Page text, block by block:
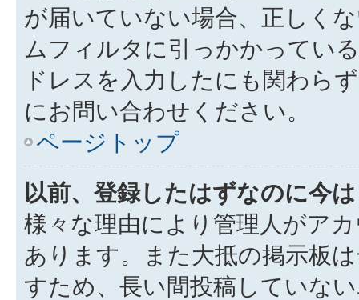
が届いていない場合、正しく
ムフィルタに引っかかってい
ドレスを入力したにも関わら
にお問い合わせください。
ページトップ
以前、登録したはずなのに今
様々な理由により管理人がア
あります。また大抵の掲示板
すため、長い間投稿していな